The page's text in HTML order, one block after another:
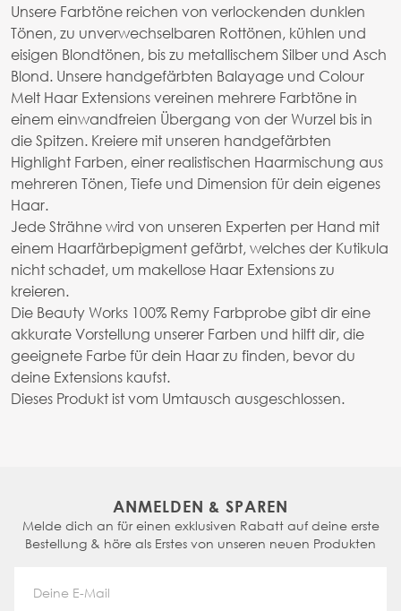
Unsere Farbtöne reichen von verlockenden dunklen
Tönen, zu unverwechselbaren Rottönen, kühlen und
eisigen Blondtönen, bis zu metallischem Silber und Asch
Blond. Unsere handgefärbten Balayage und Colour
Melt Haar Extensions vereinen mehrere Farbtöne in
einem einwandfreien Übergang von der Wurzel bis in
die Spitzen. Kreiere mit unseren handgefärbten
Highlight Farben, einer realistischen Haarmischung aus
mehreren Tönen, Tiefe und Dimension für dein eigenes
Haar.
Jede Strähne wird von unseren Experten per Hand mit
einem Haarfärbepigment gefärbt, welches der Kutikula
nicht schadet, um makellose Haar Extensions zu
kreieren.
Die Beauty Works 100% Remy Farbprobe gibt dir eine
akkurate Vorstellung unserer Farben und hilft dir, die
geeignete Farbe für dein Haar zu finden, bevor du
deine Extensions kaufst.
Dieses Produkt ist vom Umtausch ausgeschlossen.
ANMELDEN & SPAREN
Melde dich an für einen exklusiven Rabatt auf deine erste
Bestellung & höre als Erstes von unseren neuen Produkten